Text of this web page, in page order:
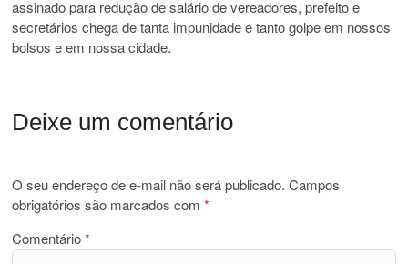
assinado para redução de salário de vereadores, prefeito e
secretários chega de tanta impunidade e tanto golpe em nossos
bolsos e em nossa cidade.
Deixe um comentário
O seu endereço de e-mail não será publicado. Campos
obrigatórios são marcados com*
Comentário*